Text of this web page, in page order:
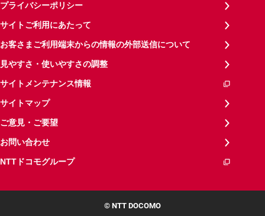
プライバシーポリシー
サイトご利用にあたって
お客さまご利用端末からの情報の外部送信について
見やすさ・使いやすさの調整
サイトメンテナンス情報
サイトマップ
ご意見・ご要望
お問い合わせ
NTTドコモグループ
© NTT DOCOMO